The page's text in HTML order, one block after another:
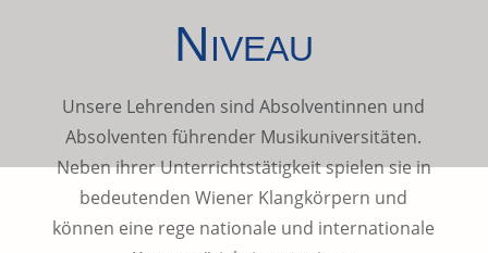
Niveau
Unsere Lehrenden sind Absolventinnen und
Absolventen führender Musikuniversitäten.
Neben ihrer Unterrichtstätigkeit spielen sie in
bedeutenden Wiener Klangkörpern und
können eine rege nationale und internationale